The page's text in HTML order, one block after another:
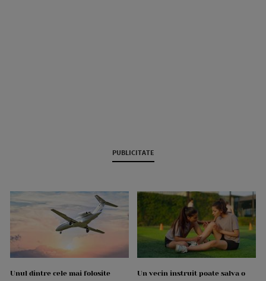
PUBLICITATE
Unul dintre cele mai folosite
Un vecin instruit poate salva o